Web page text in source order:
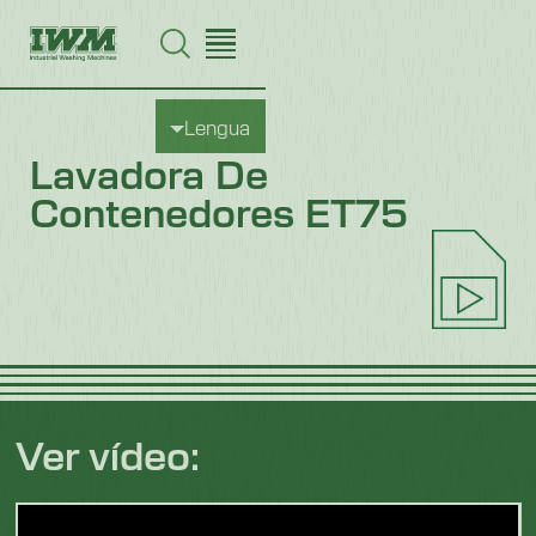
Lengua
Lavadora De
Contenedores ET75
Ver vídeo: